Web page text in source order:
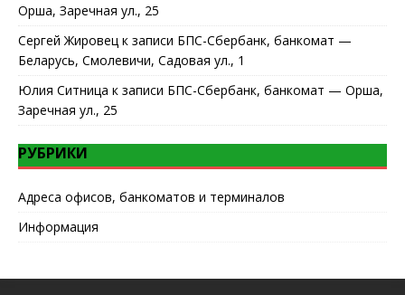
Орша, Заречная ул., 25
Сергей Жировец к записи БПС-Сбербанк, банкомат —
Беларусь, Смолевичи, Садовая ул., 1
Юлия Ситница к записи БПС-Сбербанк, банкомат — Орша,
Заречная ул., 25
РУБРИКИ
Адреса офисов, банкоматов и терминалов
Информация